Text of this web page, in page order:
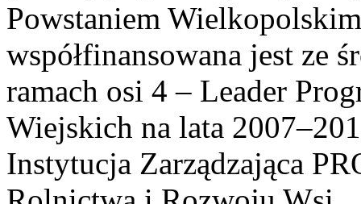
Powstaniem
współfinansowana jest ze
ramach osi 4 – Leader
Wiejskich na lata
Instytucja Zarządzająca